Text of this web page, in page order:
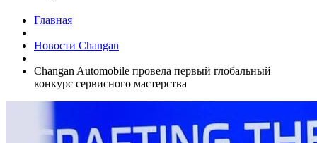
Главная
Новости Changan
Changan Automobile провела первый глобальный
конкурс сервисного мастерства